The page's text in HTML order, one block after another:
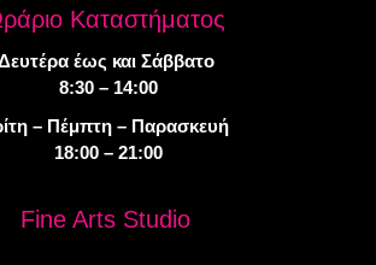
Καταστήματος
έως και Σάββατο
8:30 – 14:00
– Πέμπτη – Παρασκευή
18:00 – 21:00
Fine Arts Studio